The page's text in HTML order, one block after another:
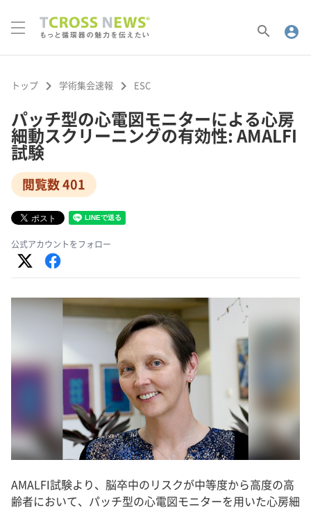
search account_circle
トップ keyboard_arrow_right 学術集会速報 keyboard_arrow_right ESC
パッチ型の心電図モニターによる心房
細動スクリーニングの有効性: AMALFI
試験
閲覧数 401
公式アカウントをフォロー
AMALFI試験より、脳卒中のリスクが中等度から高度の高
齢者において、パッチ型の心電図モニターを用いた心房細